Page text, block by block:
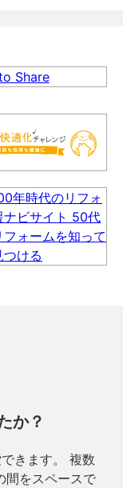
か？
きます。 複数
間をスペースで